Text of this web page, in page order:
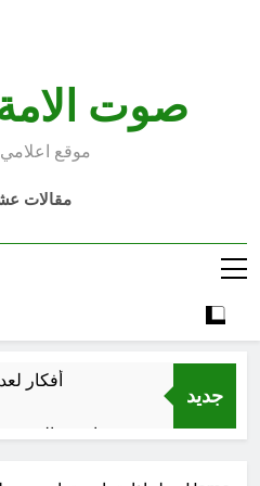
صوت الامة
موقع
مقالات
جديد
أفكار
انتهت